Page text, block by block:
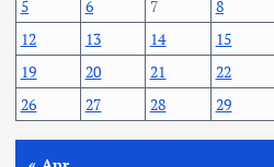
5
6 7 8
12
13 14 15
19
20 21 22
26
27 28 29